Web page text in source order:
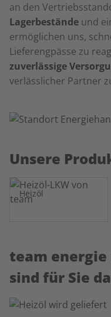
an den
Lagerbestände und
ermöglichen uns,
Lieferengpässe zu
zuverlässige
verlässlicher Partner
Unsere
Heizöl
team energie
sind für Sie